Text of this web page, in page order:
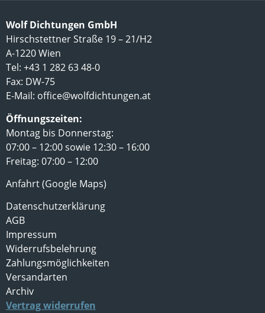
Wolf Dichtungen GmbH
Hirschstettner Straße 19 – 21/H2
A-1220 Wien
Tel: +43 1 282 63 48-0
Fax: DW-75
E-Mail: office@wolfdichtungen.at
Öffnungszeiten:
Montag bis Donnerstag:
07:00 – 12:00 sowie 12:30 – 16:00
Freitag: 07:00 – 12:00
Anfahrt (Google Maps)
Datenschutzerklärung
AGB
Impressum
Widerrufsbelehrung
Zahlungsmöglichkeiten
Versandarten
Archiv
Vertrag widerrufen